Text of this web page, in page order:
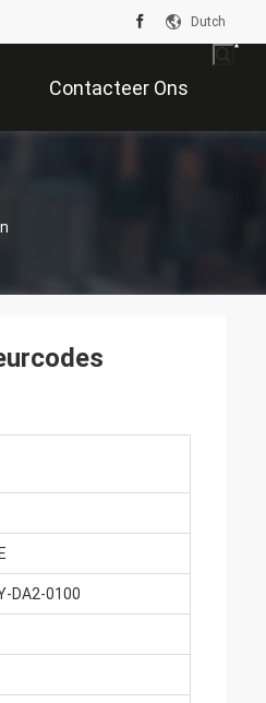
Dutch
Contacteer Ons
DA2-0100